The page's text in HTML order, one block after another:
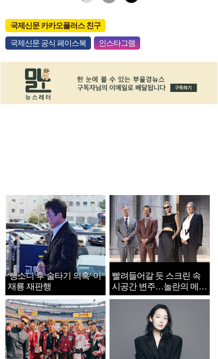
국제신문 카카오플러스 친구
국제신문 공식 페이스북 인스타그램
‘뺑소니 후 술타기 의혹’ 이
재룡 재판행
빨려들어갈 듯 스크린 속
시공간 변주…놀란의 메시
지는 ‘전쟁 속죄’